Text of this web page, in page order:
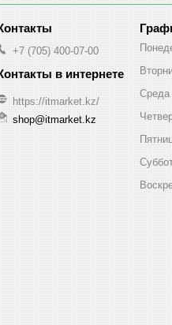
+7 (705) 400-07-00
https://itmarket.kz/
shop@itmarket.kz
Среда